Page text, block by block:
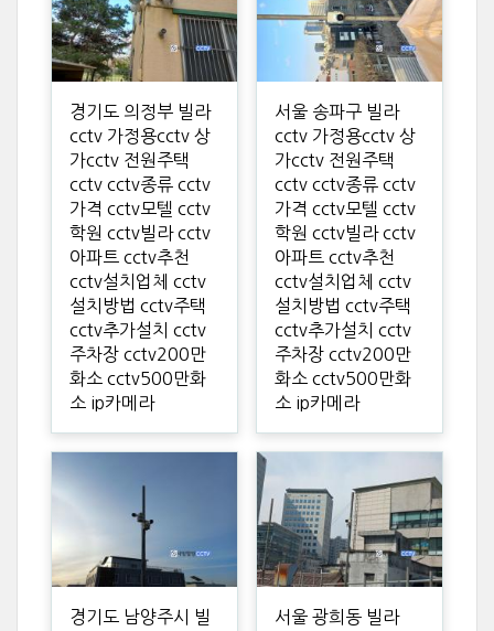
경기도 의정부 빌라
cctv 가정용cctv 상
가cctv 전원주택
cctv cctv종류 cctv
가격 cctv모텔 cctv
학원 cctv빌라 cctv
아파트 cctv추천
cctv설치업체 cctv
설치방법 cctv주택
cctv추가설치 cctv
주차장 cctv200만
화소 cctv500만화
소 ip카메라
서울 송파구 빌라
cctv 가정용cctv 상
가cctv 전원주택
cctv cctv종류 cctv
가격 cctv모텔 cctv
학원 cctv빌라 cctv
아파트 cctv추천
cctv설치업체 cctv
설치방법 cctv주택
cctv추가설치 cctv
주차장 cctv200만
화소 cctv500만화
소 ip카메라
경기도 남양주시 빌
서울 광희동 빌라